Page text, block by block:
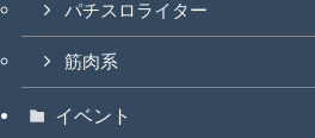
パチスロライター
筋肉系
イベント